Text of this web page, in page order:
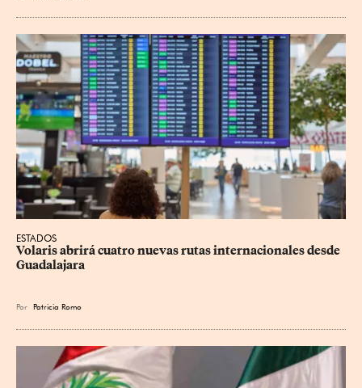
ESTADOS
Volaris abrirá cuatro nuevas rutas internacionales desde
Guadalajara
Por Patricia Romo